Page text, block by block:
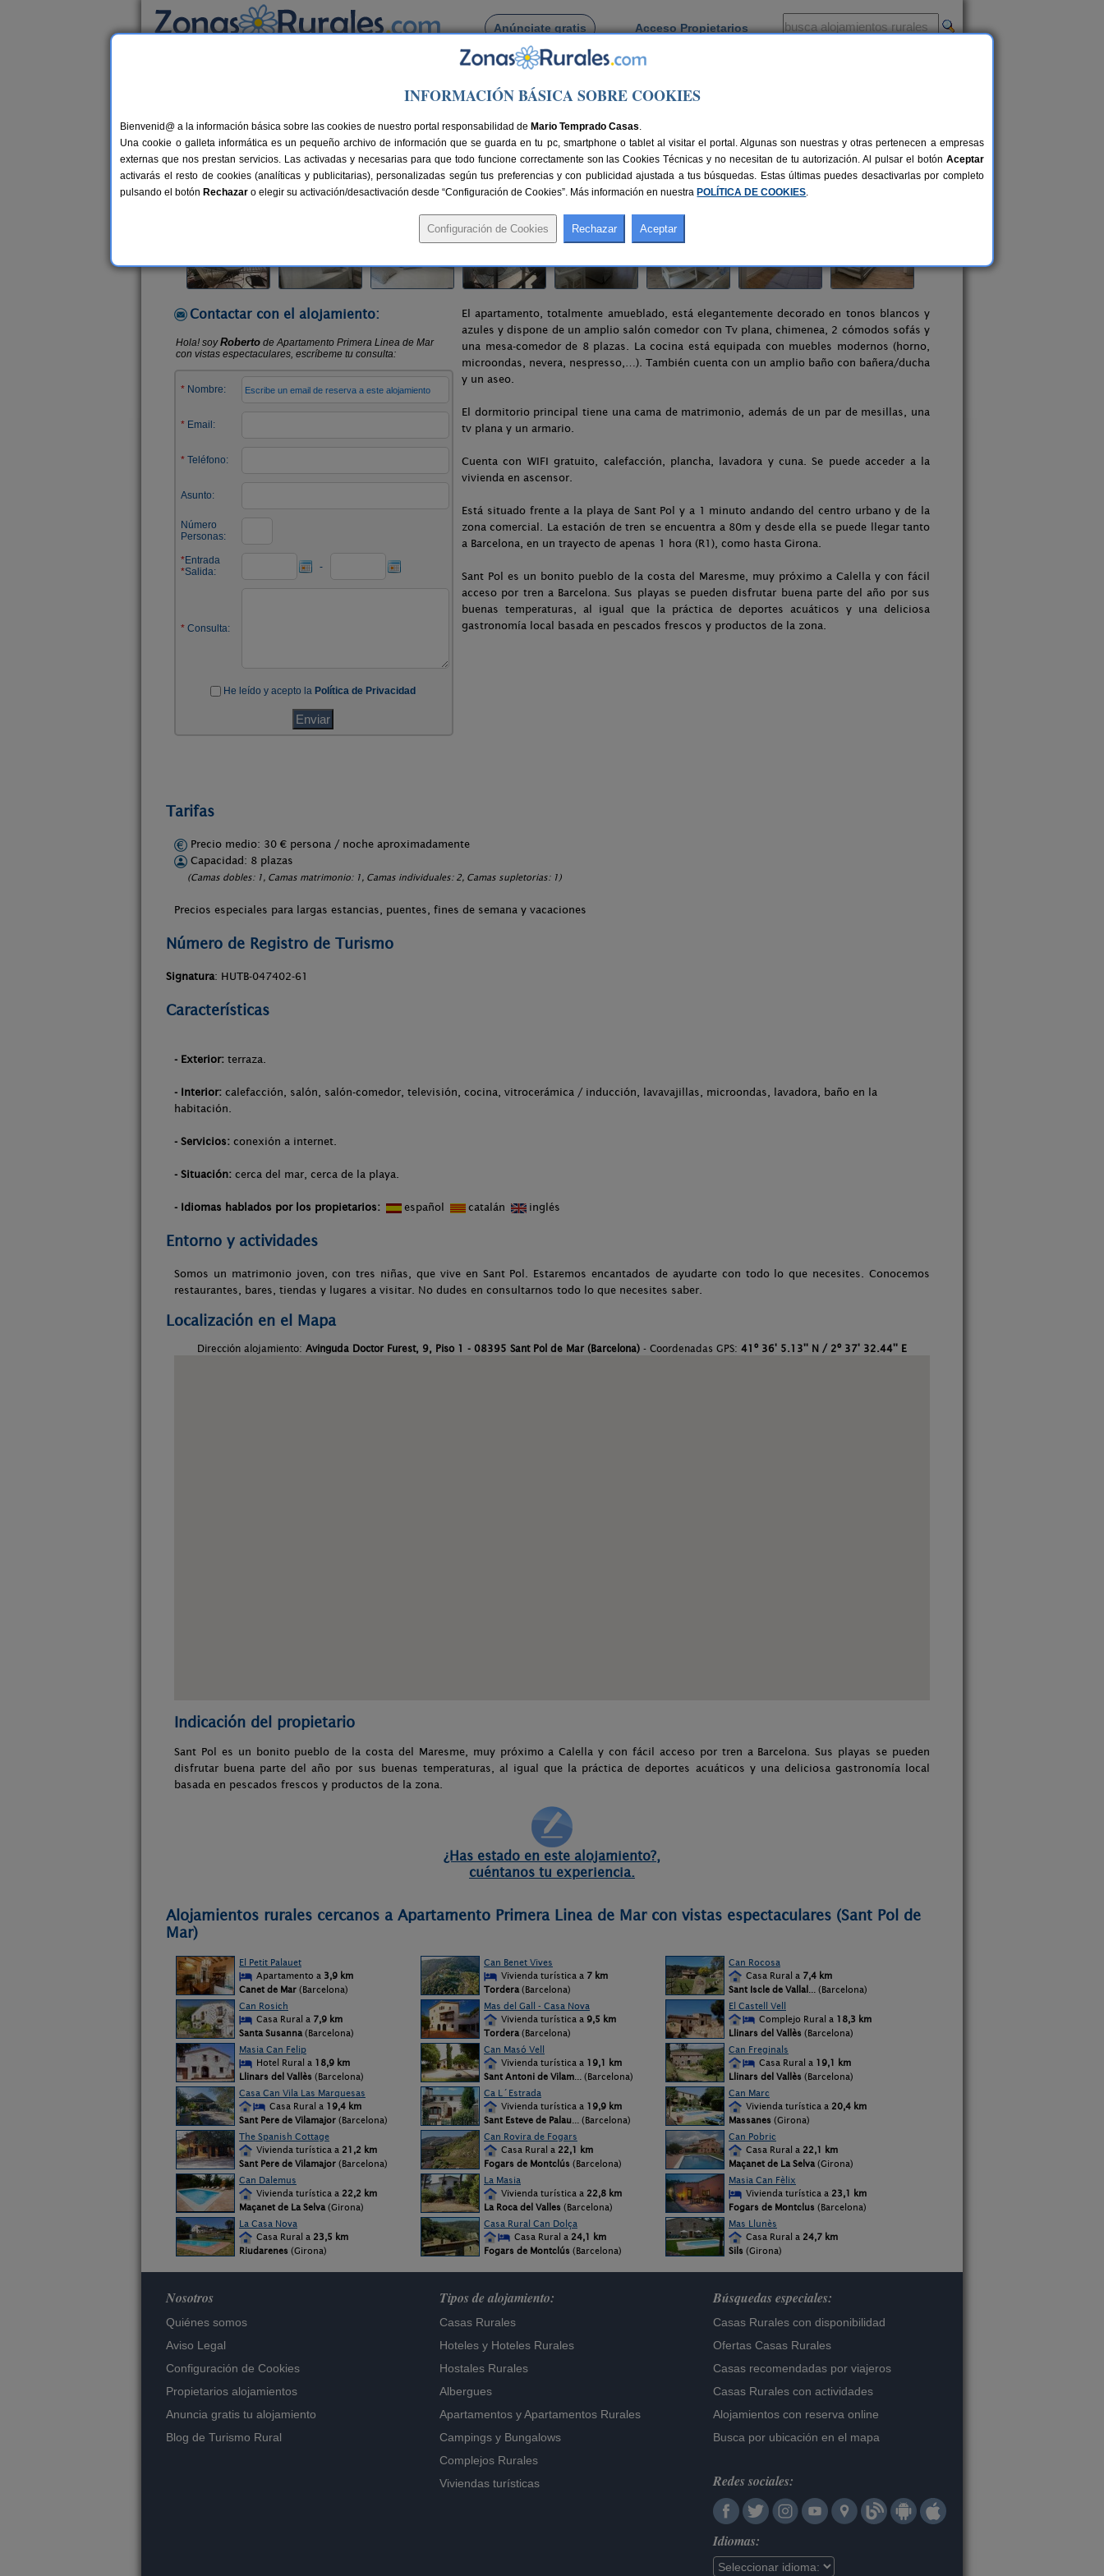
Anúnciate gratis Acceso Propietarios
Busca por pueblo
Sant Pol de Mar> Apartamento Primera Linea de Mar con vistas espectaculares
Apartamento Primera Linea de Mar con vistas espectaculares
Vivienda turística en Sant Pol de Mar (Barcelona)
Alquiler completo 8 plazas 51 km de Barcelona Compartir:
Contactar con el alojamiento:
El apartamento, totalmente amueblado, está elegantemente decorado en tonos blancos y
azules y dispone de un amplio salón comedor con Tv plana, chimenea, 2 cómodos sofás y
una mesa-comedor de 8 plazas. La cocina está equipada con muebles modernos (horno,
microondas, nevera, nespresso,…). También cuenta con un amplio baño con bañera/ducha
y un aseo.
El dormitorio principal tiene una cama de matrimonio, además de un par de mesillas, una
tv plana y un armario.
Cuenta con WIFI gratuito, calefacción, plancha, lavadora y cuna. Se puede acceder a la
vivienda en ascensor.
Está situado frente a la playa de Sant Pol y a 1 minuto andando del centro urbano y de la
zona comercial. La estación de tren se encuentra a 80m y desde ella se puede llegar tanto
a Barcelona, en un trayecto de apenas 1 hora (R1), como hasta Girona.
Sant Pol es un bonito pueblo de la costa del Maresme, muy próximo a Calella y con fácil
acceso por tren a Barcelona. Sus playas se pueden disfrutar buena parte del año por sus
buenas temperaturas, al igual que la práctica de deportes acuáticos y una deliciosa
gastronomía local basada en pescados frescos y productos de la zona.
Tarifas
Precio medio: 30 € persona / noche aproximadamente
Capacidad: 8 plazas
(Camas dobles: 1, Camas matrimonio: 1, Camas individuales: 2, Camas supletorias: 1)
Precios especiales para largas estancias, puentes, fines de semana y vacaciones
Número de Registro de Turismo
Signatura: HUTB-047402-61
Características
- Exterior: terraza.
- Interior: calefacción, salón, salón-comedor, televisión, cocina, vitrocerámica / inducción, lavavajillas, microondas, lavadora, baño en la
habitación.
- Servicios: conexión a internet.
- Situación: cerca del mar, cerca de la playa.
- Idiomas hablados por los propietarios: español catalán inglés
Entorno y actividades
Somos un matrimonio joven, con tres niñas, que vive en Sant Pol. Estaremos encantados de ayudarte con todo lo que necesites. Conocemos
restaurantes, bares, tiendas y lugares a visitar. No dudes en consultarnos todo lo que necesites saber.
Localización en el Mapa
Dirección alojamiento: Avinguda Doctor Furest, 9, Piso 1 - 08395 Sant Pol de Mar (Barcelona) - Coordenadas GPS: 41º 36' 5.13'' N / 2º 37' 32.44'' E
Indicación del propietario
Sant Pol es un bonito pueblo de la costa del Maresme, muy próximo a Calella y con fácil acceso por tren a Barcelona. Sus playas se pueden
disfrutar buena parte del año por sus buenas temperaturas, al igual que la práctica de deportes acuáticos y una deliciosa gastronomía local
basada en pescados frescos y productos de la zona.
¿Has estado en este alojamiento?,
cuéntanos tu experiencia.
Alojamientos rurales cercanos a Apartamento Primera Linea de Mar con vistas espectaculares (Sant Pol de
Mar)
El Petit Palauet
Apartamento a 3,9 km
Canet de Mar (Barcelona)
Can Benet Vives
Vivienda turística a 7 km
Tordera (Barcelona)
Can Rocosa
Casa Rural a 7,4 km
Sant Iscle de Vallal ... (Barcelona)
Can Rosich
Casa Rural a 7,9 km
Santa Susanna (Barcelona)
Mas del Gall - Casa Nova
Vivienda turística a 9,5 km
Tordera (Barcelona)
El Castell Vell
Complejo Rural a 18,3 km
Llinars del Vallès (Barcelona)
Masia Can Felip
Hotel Rural a 18,9 km
Llinars del Vallès (Barcelona)
Can Masó Vell
Vivienda turística a 19,1 km
Sant Antoni de Vilam... (Barcelona)
Can Freginals
Casa Rural a 19,1 km
Llinars del Vallès (Barcelona)
Casa Can Vila Las Marquesas
Casa Rural a 19,4 km
Sant Pere de Vilamajor (Barcelona)
Ca L´Estrada
Vivienda turística a 19,9 km
Sant Esteve de Palau... (Barcelona)
Can Marc
Vivienda turística a 20,4 km
Massanes (Girona)
The Spanish Cottage
Vivienda turística a 21,2 km
Sant Pere de Vilamajor (Barcelona)
Can Rovira de Fogars
Casa Rural a 22,1 km
Fogars de Montclús (Barcelona)
Can Pobric
Casa Rural a 22,1 km
Maçanet de La Selva (Girona)
Can Dalemus
Vivienda turística a 22,2 km
Maçanet de La Selva (Girona)
La Masia
Vivienda turística a 22,8 km
La Roca del Valles (Barcelona)
Masia Can Fèlix
Vivienda turística a 23,1 km
Fogars de Montclus (Barcelona)
La Casa Nova
Casa Rural a 23,5 km
Riudarenes (Girona)
Casa Rural Can Dolça
Casa Rural a 24,1 km
Fogars de Montclús (Barcelona)
Mas Llunès
Casa Rural a 24,7 km
Sils (Girona)
Nosotros
Quiénes somos
Aviso Legal
Configuración de Cookies
Propietarios alojamientos
Anuncia gratis tu alojamiento
Blog de Turismo Rural
Tipos de alojamiento:
Casas Rurales
Hoteles y Hoteles Rurales
Hostales Rurales
Albergues
Apartamentos yApartamentos Rurales
Campings y Bungalows
Complejos Rurales
Viviendas turísticas
Búsquedas especiales:
Casas Rurales con disponibilidad
Ofertas Casas Rurales
Casas recomendadas por viajeros
Casas Rurales con actividades
Alojamientos con reserva online
Busca por ubicación en el mapa
Redes sociales:
Idiomas:
INFORMACIÓN BÁSICA SOBRE COOKIES
Bienvenid@ a la información básica sobre las cookies de nuestro portal responsabilidad de Mario Temprado Casas.
Una cookie o galleta informática es un pequeño archivo de información que se guarda en tu pc, smartphone o tablet al visitar el portal. Algunas son nuestras y otras pertenecen a empresas
externas que nos prestan servicios. Las activadas y necesarias para que todo funcione correctamente son las Cookies Técnicas y no necesitan de tu autorización. Al pulsar el botón Aceptar
activarás el resto de cookies (analíticas y publicitarias), personalizadas según tus preferencias y con publicidad ajustada a tus búsquedas. Estas últimas puedes desactivarlas por completo
pulsando el botón Rechazar o elegir su activación/desactivación desde “Configuración de Cookies”. Más información en nuestra POLÍTICA DE COOKIES.